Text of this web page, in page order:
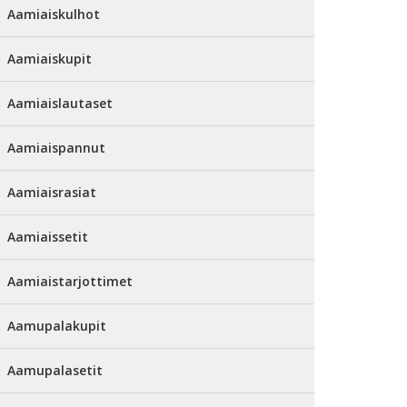
Aamiaiskulhot
Aamiaiskupit
Aamiaislautaset
Aamiaispannut
Aamiaisrasiat
Aamiaissetit
Aamiaistarjottimet
Aamupalakupit
Aamupalasetit